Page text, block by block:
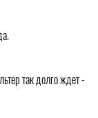
так долго ждет -